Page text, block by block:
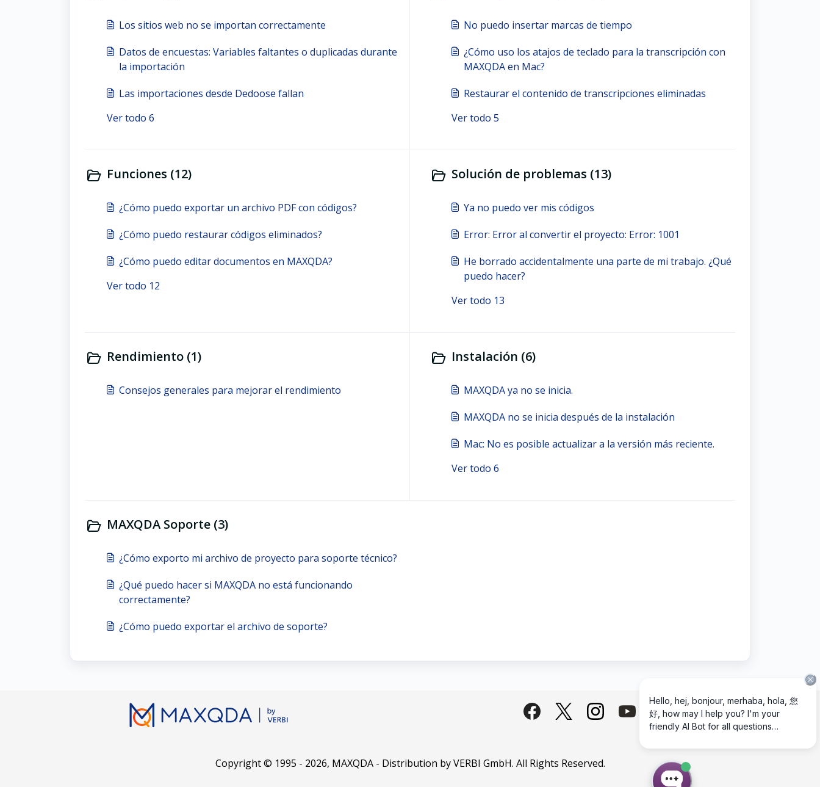
Los sitios web no se importan correctamente
Datos de encuestas: Variables faltantes o duplicadas durante
la importación
Las importaciones desde Dedoose fallan
Ver todo 6
No puedo insertar marcas de tiempo
¿Cómo uso los atajos de teclado para la transcripción con
MAXQDA en Mac?
Restaurar el contenido de transcripciones eliminadas
Ver todo 5
Funciones (12)
¿Cómo puedo exportar un archivo PDF con códigos?
¿Cómo puedo restaurar códigos eliminados?
¿Cómo puedo editar documentos en MAXQDA?
Ver todo 12
Solución de problemas (13)
Ya no puedo ver mis códigos
Error: Error al convertir el proyecto: Error: 1001
He borrado accidentalmente una parte de mi trabajo. ¿Qué
puedo hacer?
Ver todo 13
Rendimiento (1)
Consejos generales para mejorar el rendimiento
Instalación (6)
MAXQDA ya no se inicia.
MAXQDA no se inicia después de la instalación
Mac: No es posible actualizar a la versión más reciente.
Ver todo 6
MAXQDA Soporte (3)
¿Cómo exporto mi archivo de proyecto para soporte técnico?
¿Qué puedo hacer si MAXQDA no está funcionando
correctamente?
¿Cómo puedo exportar el archivo de soporte?
Copyright © 1995 - 2026, MAXQDA - Distribution by VERBI GmbH. All Rights Reserved.